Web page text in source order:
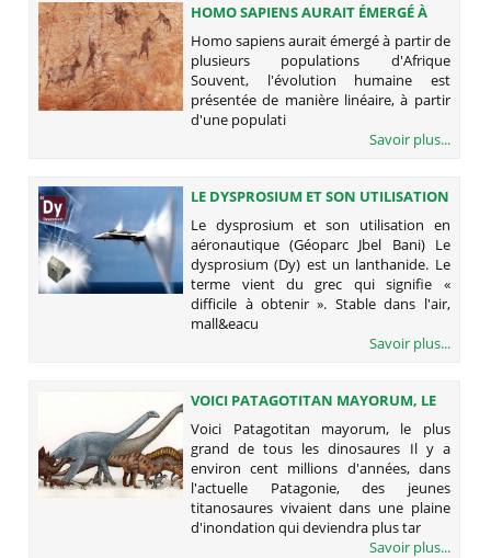
HOMO SAPIENS AURAIT ÉMERGÉ À
PARTIR DE PLUSIEURS POPULATIONS
D'AFRIQUE
Homo sapiens aurait émergé à partir de
plusieurs populations d'Afrique
Souvent, l'évolution humaine est
présentée de manière linéaire, à partir
d'une populati
Savoir plus...
LE DYSPROSIUM ET SON UTILISATION
EN AÉRONAUTIQUE (GÉOPARC JBEL
BANI)
Le dysprosium et son utilisation en
aéronautique (Géoparc Jbel Bani) Le
dysprosium (Dy) est un lanthanide. Le
terme vient du grec qui signifie «
difficile à obtenir ». Stable dans l'air,
mall&eacu
Savoir plus...
VOICI PATAGOTITAN MAYORUM, LE
PLUS GRAND DE TOUS LES
DINOSAURES
Voici Patagotitan mayorum, le plus
grand de tous les dinosaures Il y a
environ cent millions d'années, dans
l'actuelle Patagonie, des jeunes
titanosaures vivaient dans une plaine
d'inondation qui deviendra plus tar
Savoir plus...